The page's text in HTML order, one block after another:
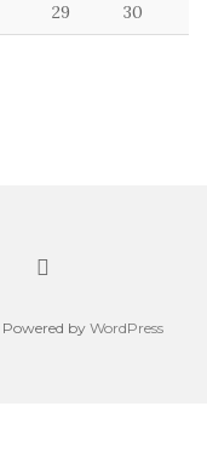
29 30
Powered by WordPress